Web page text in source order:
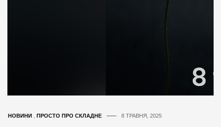
НОВИНИ ПРОСТО ПРО СКЛАДНЕ 8 ТРАВНЯ, 2025